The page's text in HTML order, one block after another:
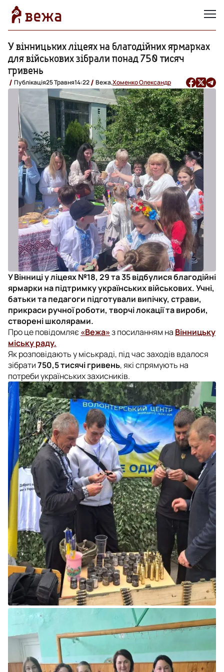
У вінницьких ліцеях на благодійних ярмарках
для військових зібрали понад 750 тисяч
гривень
Публікація25 Травня14:22 Вежа,Хоменко Олександр
У Вінниці у ліцеях №18, 29 та 35 відбулися благодійні
ярмарки на підтримку українських військових. Учні,
батьки та педагоги підготували випічку, страви,
прикраси ручної роботи, творчі локації та вироби,
створені школярами.
Про це повідомляє«Вежа»з посиланням на Вінницьку
міську раду.
Як розповідають у міськраді, під час заходів вдалося
зібрати750,5 тисячі гривень, які спрямують на
потреби українських захисників.